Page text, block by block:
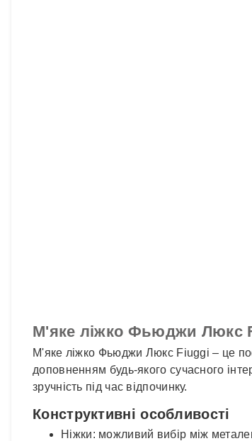
М'яке ліжко Фьюджи Люкс
М'яке ліжко Фьюджи Люкс Fiuggi – це
доповненням будь-якого сучасного
зручність під час відпочинку.
Конструктивні особливості
Ніжки: можливий вибір між